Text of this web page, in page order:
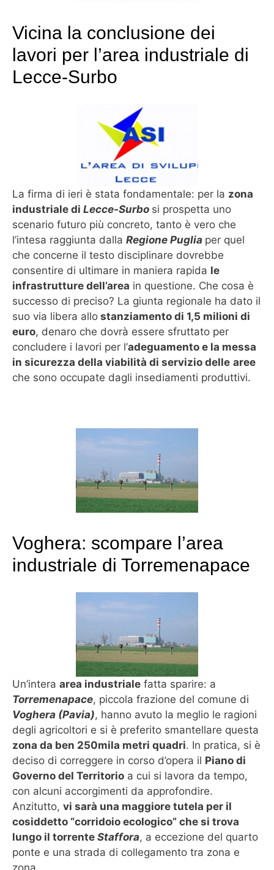
Vicina la conclusione dei
lavori per l’area industriale di
Lecce-Surbo
La firma di ieri è stata fondamentale: per la zona
industriale di Lecce-Surbo si prospetta uno
scenario futuro più concreto, tanto è vero che
l’intesa raggiunta dalla Regione Puglia per quel
che concerne il testo disciplinare dovrebbe
consentire di ultimare in maniera rapida le
infrastrutture dell’area in questione. Che cosa è
successo di preciso? La giunta regionale ha dato il
suo via libera allo stanziamento di 1,5 milioni di
euro, denaro che dovrà essere sfruttato per
concludere i lavori per l’adeguamento e la messa
in sicurezza della viabilità di servizio delle aree
che sono occupate dagli insediamenti produttivi.
Voghera: scompare l’area
industriale di Torremenapace
Un’intera area industriale fatta sparire: a
Torremenapace, piccola frazione del comune di
Voghera (Pavia), hanno avuto la meglio le ragioni
degli agricoltori e si è preferito smantellare questa
zona da ben 250mila metri quadri. In pratica, si è
deciso di correggere in corso d’opera il Piano di
Governo del Territorio a cui si lavora da tempo,
con alcuni accorgimenti da approfondire.
Anzitutto, vi sarà una maggiore tutela per il
cosiddetto “corridoio ecologico” che si trova
lungo il torrente Staffora, a eccezione del quarto
ponte e una strada di collegamento tra zona e
zona.